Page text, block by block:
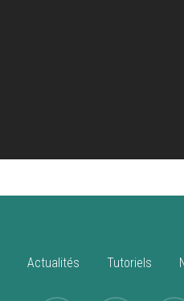
Actualités Tutoriels